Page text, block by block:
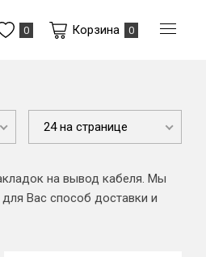
0 Корзина 0
24 на странице
на вывод кабеля. Мы
Вас способ доставки и